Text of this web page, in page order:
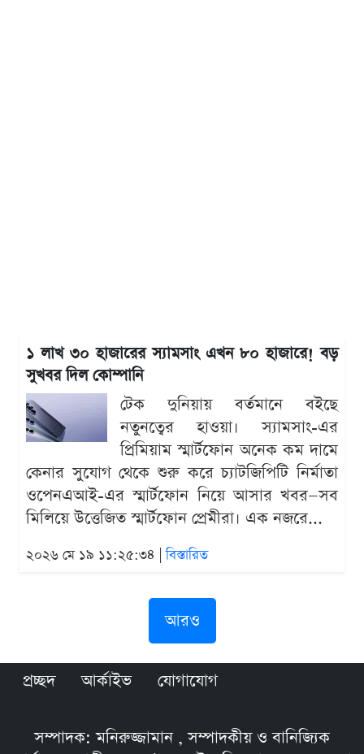
১ লাখ ৩০ হাজারের স্যামসাং এখন ৮০ হাজারে! বড়
সুখবর দিল কোম্পানি
টেক দুনিয়ায় বর্তমানে বইছে
নতুনত্বের হাওয়া। স্যামসাং-এর
প্রিমিয়াম স্মার্টফোন অনেক কম দামে
কেনার সুযোগ থেকে শুরু করে চ্যাটজিপিটি নির্মাতা
ওপেনএআই-এর স্মার্টফোন নিয়ে আসার খবর—সব
মিলিয়ে উত্তেজিত স্মার্টফোন প্রেমীরা। এক নজরে...
২০২৬ মে ১৯ ১১:২৫:৩৪ |বিস্তারিত
আরও
প্রচ্ছদ আর্কাইভ যোগাযোগ
সম্পাদক: মনিরুজ্জামান , সম্পাদকীয় ও বানিজ্যিক